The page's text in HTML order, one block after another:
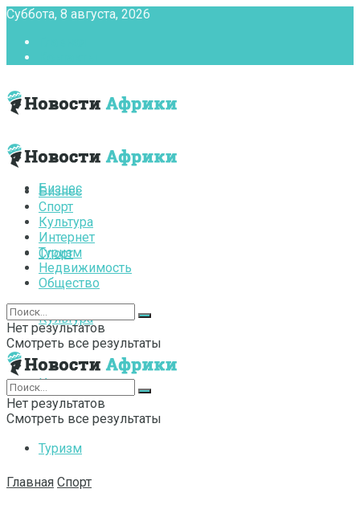
Суббота, 8 августа, 2026
Бизнес
Спорт
Культура
Интернет
Туризм
Бизнес
Спорт
Культура
Интернет
Туризм
Недвижимость
Общество
Нет результатов
Смотреть все результаты
Нет результатов
Смотреть все результаты
Главная Спорт